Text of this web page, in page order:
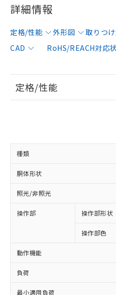
詳細情報
定格/性能 外形図 取りつ
CAD
RoHS/REACH対応
定格/性能
種類
胴体形状
照光/非照光
操作部 操作部形状
操作部色
動作機能
負荷
最小適用負荷